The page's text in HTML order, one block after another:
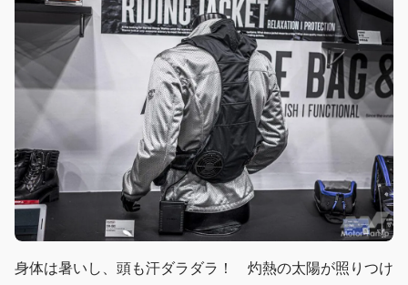
身体は暑いし、頭も汗ダラダラ！ 灼熱の太陽が照りつけ